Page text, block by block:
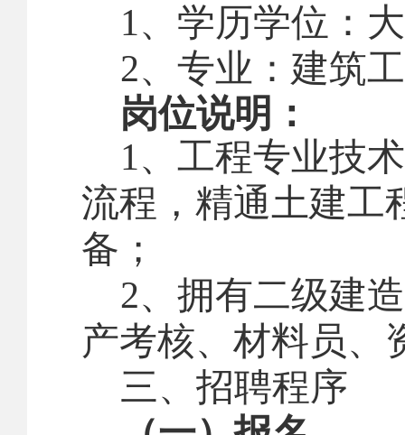
1、 学历学位：
2、 专业： 建筑
岗位说明：
1、工程专业技
流程，精通土建工
备；
2、拥有二级建
产考核、材料员、
三、 招聘程序